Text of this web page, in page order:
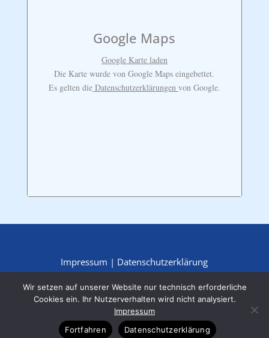
Google Maps
Google Karte laden
Die Karte wurde von Google Maps eingebettet.
Es gelten dieDatenschutzerklärungen von Google.
Impressum | Datenschutzerklärung
Wir setzen auf unserer Website nur technisch erforderliche
Cookies ein. Ihr Nutzerverhalten wird nicht analysiert.
Impressum
Fortfahren
Datenschutzerklärung